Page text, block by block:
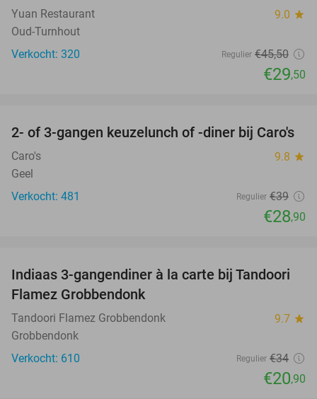
Yuan Restaurant 9.0 star
Oud-Turnhout
Verkocht: 320
Regulier €45,50
€29,50
26%
2- of 3-gangen keuzelunch of -diner bij Caro's
Caro's 9.8 star
Geel
Verkocht: 481
Regulier €39
€28,90
39%
Indiaas 3-gangendiner à la carte bij Tandoori
Flamez Grobbendonk
Tandoori Flamez Grobbendonk 9.7 star
Grobbendonk
Verkocht: 610
Regulier €34
€20,90